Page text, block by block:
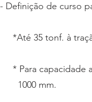
- Definição de curso
*Até 35 tonf. à
* Para capacidade
1000 mm.